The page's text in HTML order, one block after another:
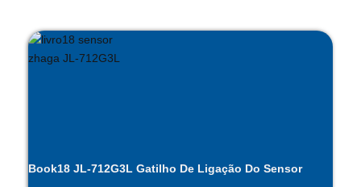
Book18 JL-712G3L Gatilho De Ligação Do Sensor